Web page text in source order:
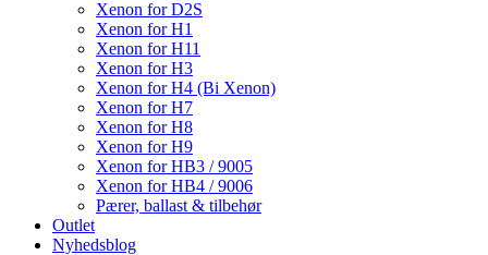
Xenon for D2S
Xenon for H1
Xenon for H11
Xenon for H3
Xenon for H4 (Bi Xenon)
Xenon for H7
Xenon for H8
Xenon for H9
Xenon for HB3 / 9005
Xenon for HB4 / 9006
Pærer, ballast & tilbehør
Outlet
Nyhedsblog